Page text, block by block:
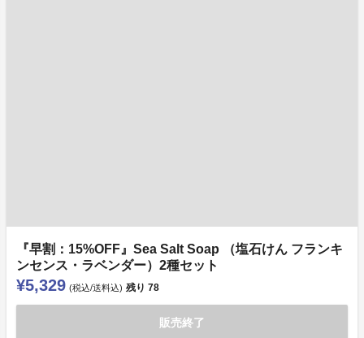
『早割：15%OFF』Sea Salt Soap （塩石けん フランキ
ンセンス・ラベンダー）2種セット
¥5,329 (税込/送料込) 残り 78
販売終了